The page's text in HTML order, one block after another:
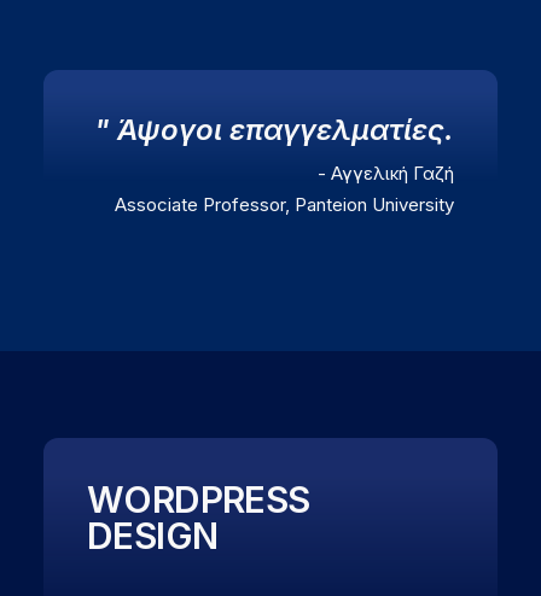
" Άψογοι επαγγελματίες.
- Αγγελική Γαζή
Associate Professor, Panteion University
WORDPRESS
DESIGN